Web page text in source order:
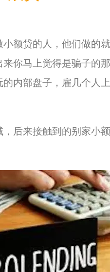
额贷的人，他们做的
你马上觉得是骗子的
内部盘子，雇几个人
后来接触到的别家小